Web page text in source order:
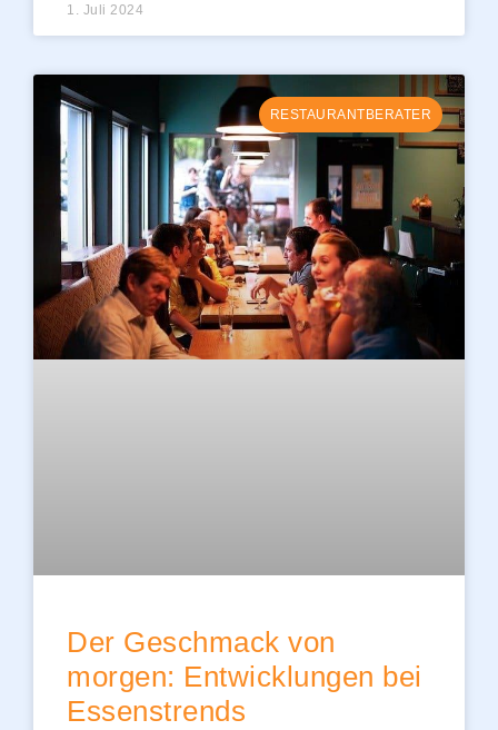
1. Juli 2024
RESTAURANTBERATER
Der Geschmack von
morgen: Entwicklungen bei
Essenstrends